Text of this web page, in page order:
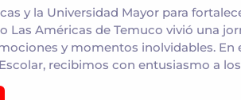
y la Universidad Mayor para
Las Américas de Temuco vivió una
y momentos inolvidables.
recibimos con entusiasmo a